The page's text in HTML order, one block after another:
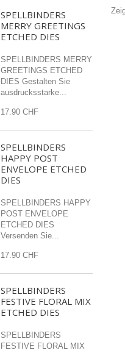
SPELLBINDERS
MERRY GREETINGS
ETCHED DIES
SPELLBINDERS MERRY
GREETINGS ETCHED
DIES Gestalten Sie
ausdrucksstarke...
17.90 CHF
SPELLBINDERS
HAPPY POST
ENVELOPE ETCHED
DIES
SPELLBINDERS HAPPY
POST ENVELOPE
ETCHED DIES
Versenden Sie...
17.90 CHF
SPELLBINDERS
FESTIVE FLORAL MIX
ETCHED DIES
SPELLBINDERS
FESTIVE FLORAL MIX